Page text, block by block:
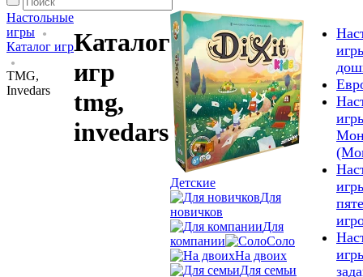
Настольные
игры
Каталог игр
TMG,
Invedars
Каталог
игр
tmg,
invedars
Детские
Для
новичков
Для
компании
Соло
На двоих
Для семьи